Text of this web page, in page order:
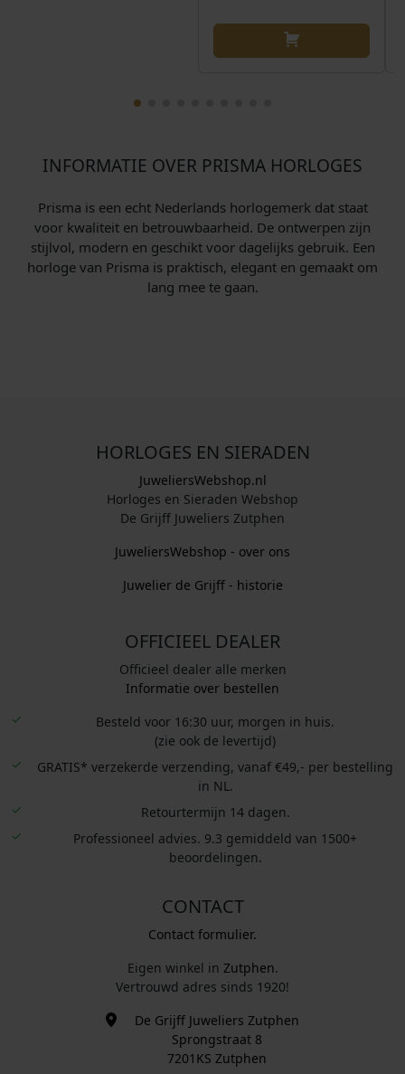
INFORMATIE OVER PRISMA HORLOGES
Prisma is een echt Nederlands horlogemerk dat staat
voor kwaliteit en betrouwbaarheid. De ontwerpen zijn
stijlvol, modern en geschikt voor dagelijks gebruik. Een
horloge van Prisma is praktisch, elegant en gemaakt om
lang mee te gaan.
HORLOGES EN SIERADEN
JuweliersWebshop.nl
Horloges en Sieraden Webshop
De Grijff Juweliers Zutphen
JuweliersWebshop - over ons
Juwelier de Grijff - historie
OFFICIEEL DEALER
Officieel dealer alle merken
Informatie over bestellen
Besteld voor 16:30 uur, morgen in huis.
(zie ook de levertijd)
GRATIS* verzekerde verzending, vanaf €49,- per bestelling
in NL.
Retourtermijn 14 dagen.
Professioneel advies. 9.3 gemiddeld van 1500+
beoordelingen.
CONTACT
Contact formulier.
Eigen winkel in Zutphen.
Vertrouwd adres sinds 1920!
De Grijff Juweliers Zutphen
Sprongstraat 8
7201KS Zutphen